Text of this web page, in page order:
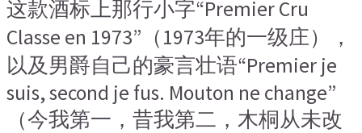
这款酒标上那行小字“Premier Cru
Classe en 1973”（1973年的一级庄），
以及男爵自己的豪言壮语“Premier je
suis, second je fus. Mouton ne change”
（今我第一，昔我第二，木桐从未改